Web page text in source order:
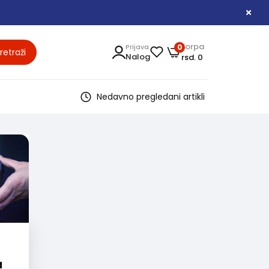
Korpa
rsd. 0
0
Prijava
Nalog
Nedavno pregledani artikli